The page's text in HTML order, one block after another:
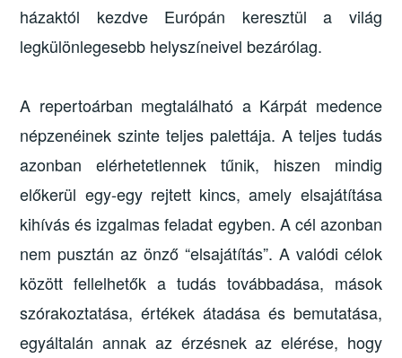
házaktól kezdve Európán keresztül a világ
legkülönlegesebb helyszíneivel bezárólag.
A repertoárban megtalálható a Kárpát medence
népzenéinek szinte teljes palettája. A teljes tudás
azonban elérhetetlennek tűnik, hiszen mindig
előkerül egy-egy rejtett kincs, amely elsajátítása
kihívás és izgalmas feladat egyben. A cél azonban
nem pusztán az önző “elsajátítás”. A valódi célok
között fellelhetők a tudás továbbadása, mások
szórakoztatása, értékek átadása és bemutatása,
egyáltalán annak az érzésnek az elérése, hogy